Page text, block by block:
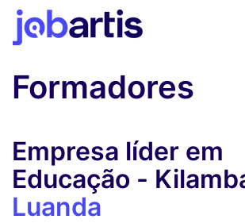
Formadores
Empresa líder em
Educação -
Luanda